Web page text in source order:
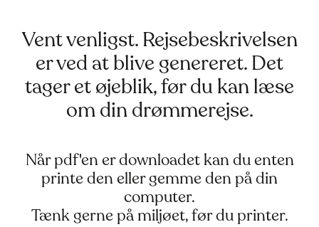
Vent venligst. Rejsebeskrivelsen
er ved at blive genereret. Det
tager et øjeblik, før du kan læse
om din drømmerejse.
Når pdf'en er downloadet kan du enten
printe den eller gemme den på din
computer.
Tænk gerne på miljøet, før du printer.